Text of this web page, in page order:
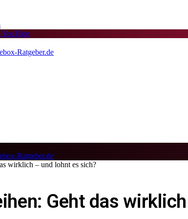
YouTube
wirklich – und lohnt es sich?
Geht das